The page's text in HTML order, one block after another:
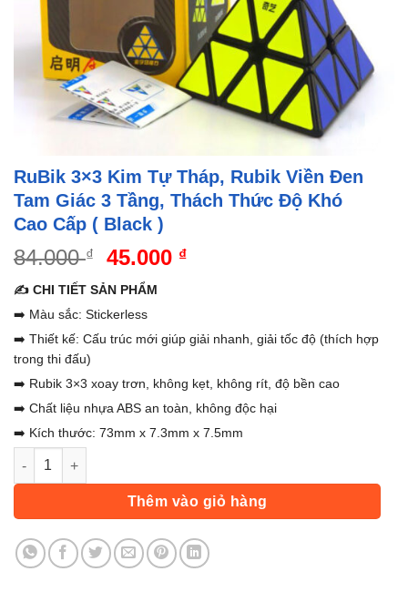
RuBik 3×3 Kim Tự Tháp, Rubik Viền Đen
Tam Giác 3 Tầng, Thách Thức Độ Khó
Cao Cấp ( Black )
84.000₫
Giá
gốc
là:
84.000 ₫.
45.000 ₫Giá
45.000 ₫.
✍️ CHI TIẾT SẢN PHẨM
➡️ Màu sắc: Stickerless
➡️ Thiết kế: Cấu trúc mới giúp giải nhanh, giải tốc độ (thích hợp
trong thi đấu)
➡️ Rubik 3×3 xoay trơn, không kẹt, không rít, độ bền cao
➡️ Chất liệu nhựa ABS an toàn, không độc hại
➡️ Kích thước: 73mm x 7.3mm x 7.5mm
RuBik 3x3 Kim Tự Tháp, Rubik Viền Đen Tam Giác 3 Tầng,
Thêm vào giỏ hàng